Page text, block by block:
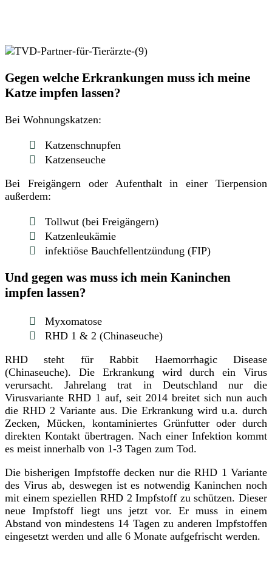
Gegen welche Erkrankungen muss ich meine
Katze impfen lassen?
Bei Wohnungskatzen:
Katzenschnupfen
Katzenseuche
Bei Freigängern oder Aufenthalt in einer Tierpension
außerdem:
Tollwut (bei Freigängern)
Katzenleukämie
infektiöse Bauchfellentzündung (FIP)
Und gegen was muss ich mein Kaninchen
impfen lassen?
Myxomatose
RHD 1 & 2 (Chinaseuche)
RHD steht für Rabbit Haemorrhagic Disease
(Chinaseuche). Die Erkrankung wird durch ein Virus
verursacht. Jahrelang trat in Deutschland nur die
Virusvariante RHD 1 auf, seit 2014 breitet sich nun auch
die RHD 2 Variante aus. Die Erkrankung wird u.a. durch
Zecken, Mücken, kontaminiertes Grünfutter oder durch
direkten Kontakt übertragen. Nach einer Infektion kommt
es meist innerhalb von 1-3 Tagen zum Tod.
Die bisherigen Impfstoffe decken nur die RHD 1 Variante
des Virus ab, deswegen ist es notwendig Kaninchen noch
mit einem speziellen RHD 2 Impfstoff zu schützen. Dieser
neue Impfstoff liegt uns jetzt vor. Er muss in einem
Abstand von mindestens 14 Tagen zu anderen Impfstoffen
eingesetzt werden und alle 6 Monate aufgefrischt werden.